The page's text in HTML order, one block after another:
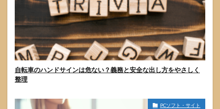
自転車のハンドサインは危ない？義務と安全な出し方をやさしく
整理
PCソフト・サイト